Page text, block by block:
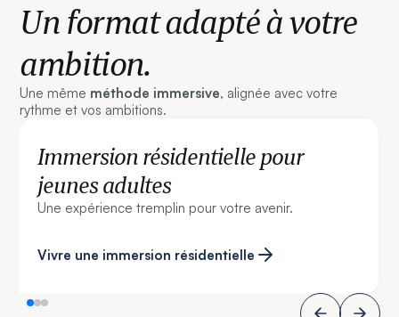
Un format adapté à votre
ambition.
Une même méthode immersive, alignée avec votre
rythme et vos ambitions.
Immersion résidentielle pour
jeunes adultes
Une expérience tremplin pour votre avenir.
Vivre une immersion résidentielle